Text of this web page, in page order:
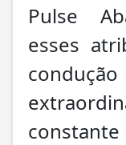
Pulse
esses